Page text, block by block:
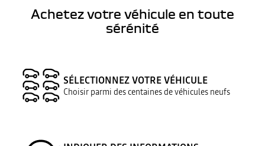
Achetez votre véhicule en toute
sérénité
SÉLECTIONNEZ VOTRE VÉHICULE
Choisir parmi des centaines de véhicules neufs